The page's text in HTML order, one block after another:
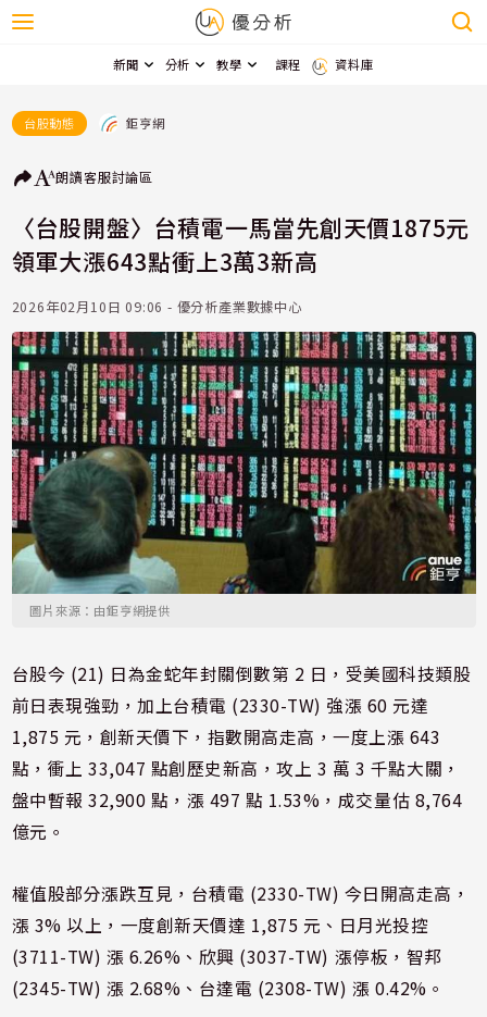
新聞 分析 教學 課程 資料庫
台股動態 鉅亨網
朗讀客服討論區
〈台股開盤〉台積電一馬當先創天價1875元
領軍大漲643點衝上3萬3新高
2026年02月10日 09:06 - 優分析產業數據中心
圖片來源：由鉅亨網提供
台股今 (21) 日為金蛇年封關倒數第 2 日，受美國科技類股
前日表現強勁，加上台積電 (2330-TW) 強漲 60 元達
1,875 元，創新天價下，指數開高走高，一度上漲 643
點，衝上 33,047 點創歷史新高，攻上 3 萬 3 千點大關，
盤中暫報 32,900 點，漲 497 點 1.53%，成交量估 8,764
億元。
權值股部分漲跌互見，台積電 (2330-TW) 今日開高走高，
漲 3% 以上，一度創新天價達 1,875 元、日月光投控
(3711-TW) 漲 6.26%、欣興 (3037-TW) 漲停板，智邦
(2345-TW) 漲 2.68%、台達電 (2308-TW) 漲 0.42%。